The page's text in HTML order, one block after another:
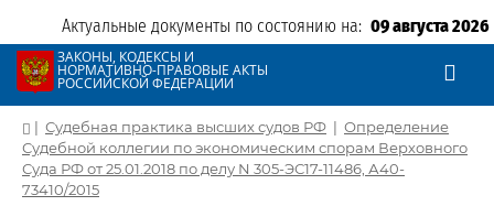
Актуальные документы по состоянию на: 09 августа 2026
ЗАКОНЫ, КОДЕКСЫ И
НОРМАТИВНО-ПРАВОВЫЕ АКТЫ
РОССИЙСКОЙ ФЕДЕРАЦИИ
| Судебная практика высших судов РФ | Определение
Судебной коллегии по экономическим спорам Верховного
Суда РФ от 25.01.2018 по делу N 305-ЭС17-11486, А40-
73410/2015